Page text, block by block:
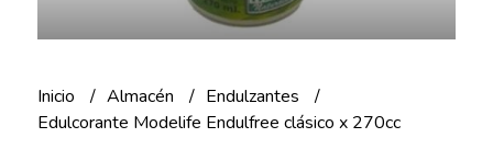
Inicio Almacén
Endulzantes
Edulcorante Modelife Endulfree clásico x 270cc